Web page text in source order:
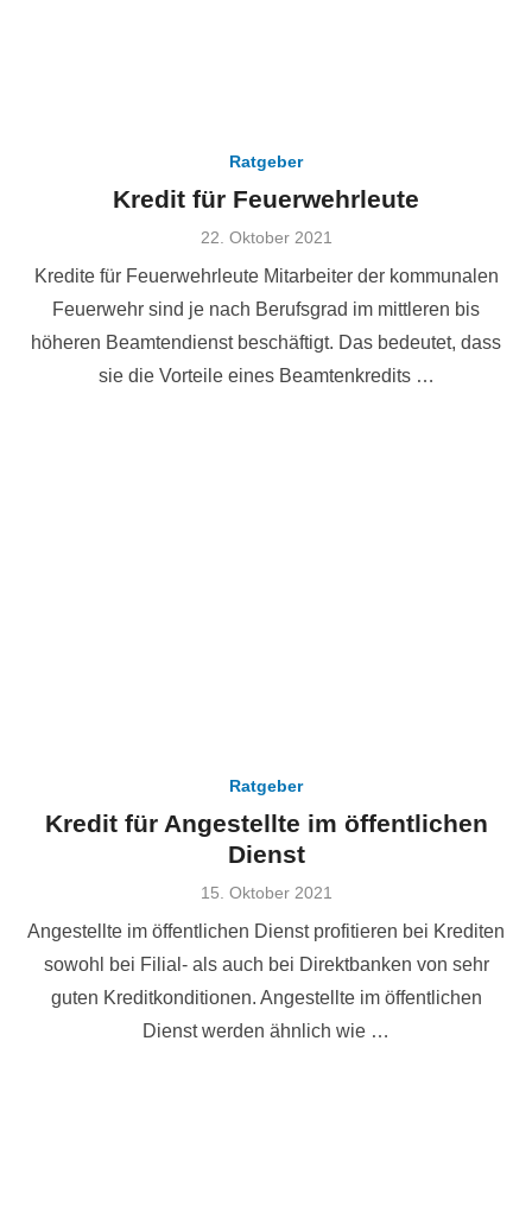
Ratgeber
Kredit für Feuerwehrleute
Veröffentlicht
22. Oktober 2021
Kredite für Feuerwehrleute Mitarbeiter der kommunalen
Feuerwehr sind je nach Berufsgrad im mittleren bis
höheren Beamtendienst beschäftigt. Das bedeutet, dass
sie die Vorteile eines Beamtenkredits …
Ratgeber
Kredit für Angestellte im öffentlichen
Dienst
Veröffentlicht
15. Oktober 2021
Angestellte im öffentlichen Dienst profitieren bei Krediten
sowohl bei Filial- als auch bei Direktbanken von sehr
guten Kreditkonditionen. Angestellte im öffentlichen
Dienst werden ähnlich wie …